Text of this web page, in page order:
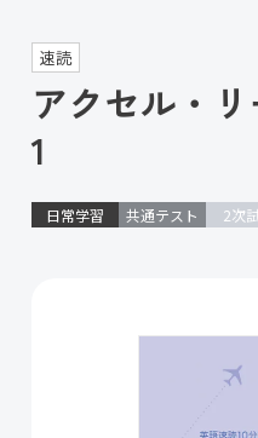
速読
アクセル・
1
日常学習 共通テスト 2次